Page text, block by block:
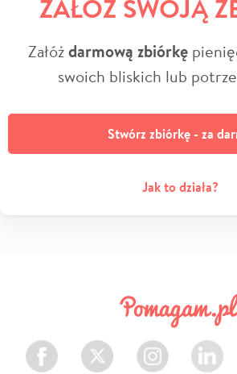
ZAŁÓŻ SWOJĄ
Załóżdarmową zbiórkę
swoich bliskich lub
Stwórz zbiórkę - za
Jak to działa?
Facebook Twitter Instagram LinkedIn